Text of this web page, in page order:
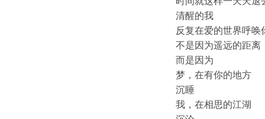
清醒的我
反复在爱的世界呼唤
不是因为遥远的距离
而是因为
梦，在有你的地方
沉睡
我，在相思的江湖